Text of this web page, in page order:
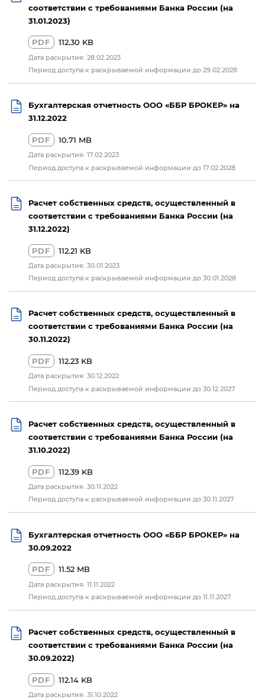
соответствии с требованиями Банка России (на
31.01.2023)
PDF 112.30 KB
Дата раскрытия: 28.02.2023
Период доступа к раскрываемой информации до 29.02.2028
Бухгалтерская отчетность ООО «ББР БРОКЕР» на
31.12.2022
PDF 10.71 MB
Дата раскрытия: 17.02.2023
Период доступа к раскрываемой информации до 17.02.2028
Расчет собственных средств, осуществленный в
соответствии с требованиями Банка России (на
31.12.2022)
PDF 112.21 KB
Дата раскрытия: 30.01.2023
Период доступа к раскрываемой информации до 30.01.2028
Расчет собственных средств, осуществленный в
соответствии с требованиями Банка России (на
30.11.2022)
PDF 112.23 KB
Дата раскрытия: 30.12.2022
Период доступа к раскрываемой информации до 30.12.2027
Расчет собственных средств, осуществленный в
соответствии с требованиями Банка России (на
31.10.2022)
PDF 112.39 KB
Дата раскрытия: 30.11.2022
Период доступа к раскрываемой информации до 30.11.2027
Бухгалтерская отчетность ООО «ББР БРОКЕР» на
30.09.2022
PDF 11.52 MB
Дата раскрытия: 11.11.2022
Период доступа к раскрываемой информации до 11.11.2027
Расчет собственных средств, осуществленный в
соответствии с требованиями Банка России (на
30.09.2022)
PDF 112.14 KB
Дата раскрытия: 31.10.2022